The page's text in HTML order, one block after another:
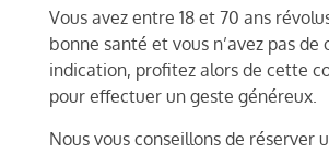
Vous avez entre 18 et 70 ans
bonne santé et vous n’avez pas de
indication, profitez alors de cette
pour effectuer un geste généreux.
Nous vous conseillons de réserver